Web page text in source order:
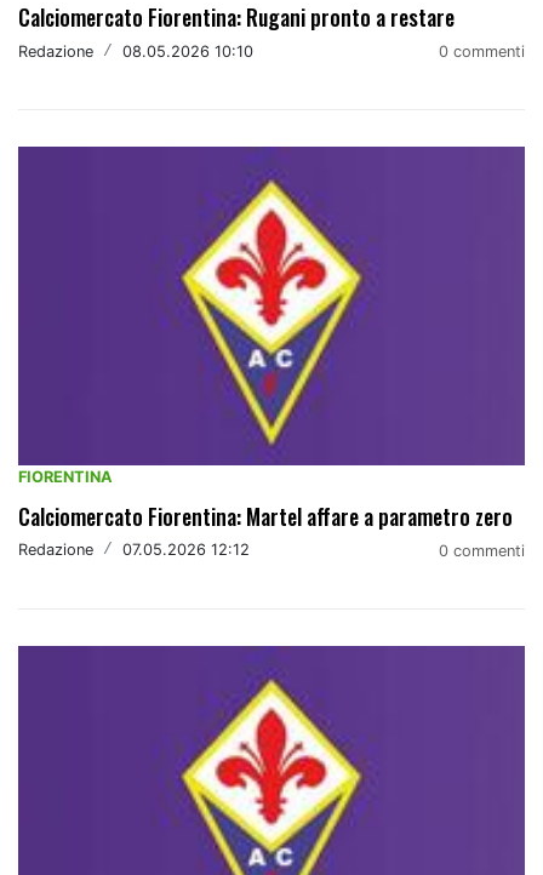
Calciomercato Fiorentina: Rugani pronto a restare
Redazione / 08.05.2026 10:10 0 commenti
FIORENTINA
Calciomercato Fiorentina: Martel affare a parametro zero
Redazione / 07.05.2026 12:12 0 commenti